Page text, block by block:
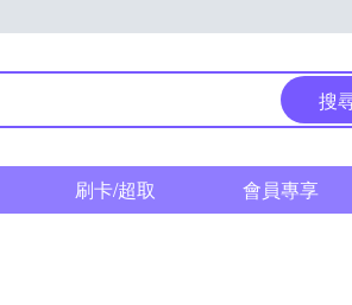
搜
刷卡/超取 會員專享